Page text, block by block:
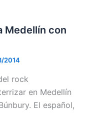
Medellín con
2014
rock
en Medellín
El español,